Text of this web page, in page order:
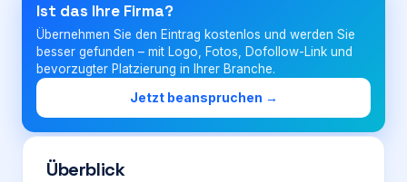
Firma eintragen
Ist das Ihre Firma?
Übernehmen Sie den Eintrag kostenlos und werden Sie
besser gefunden – mit Logo, Fotos, Dofollow-Link und
bevorzugter Platzierung in Ihrer Branche.
Jetzt beanspruchen →
Überblick